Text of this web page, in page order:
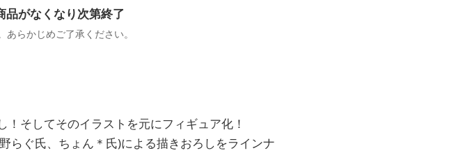
がなくなり次第終了
らかじめご了承ください。
そしてそのイラストを元にフィギュア化！
らぐ氏、ちょん＊氏)による描きおろしをラインナ